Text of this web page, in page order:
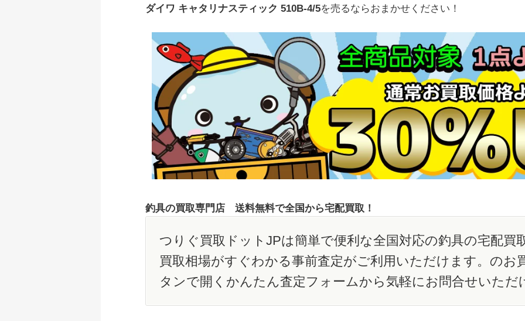
ダイワ キャタリナスティック 510B-4/5を売るならおまかせください！
釣具の買取専門店 送料無料で全国から宅配買取！
つりぐ買取ドットJPは簡単で便利な全国対応の釣具の宅配買
買取相場がすぐわかる事前査定がご利用いただけます。のお
タンで開くかんたん査定フォームから気軽にお問合せいただ